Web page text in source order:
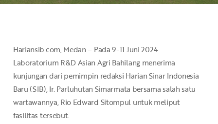
Hariansib.com, Medan – Pada 9-11 Juni 2024
Laboratorium R&D Asian Agri Bahilang menerima
kunjungan dari pemimpin redaksi Harian Sinar Indonesia
Baru (SIB), Ir. Parluhutan Simarmata bersama salah satu
wartawannya, Rio Edward Sitompul untuk meliput
fasilitas tersebut.